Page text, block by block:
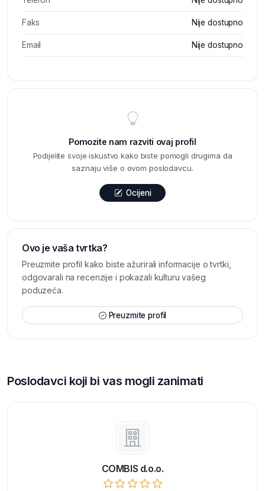
Faks Nije dostupno
Email Nije dostupno
Pomozite nam razviti ovaj profil
Podijelite svoje iskustvo kako biste pomogli drugima da
saznaju više o ovom poslodavcu.
Ocijeni
Ovo je vaša tvrtka?
Preuzmite profil kako biste ažurirali informacije o tvrtki,
odgovarali na recenzije i pokazali kulturu vašeg
poduzeća.
Preuzmite profil
Poslodavci koji bi vas mogli zanimati
COMBIS d.o.o.